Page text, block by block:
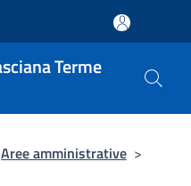
Terme
Aree amministrative >